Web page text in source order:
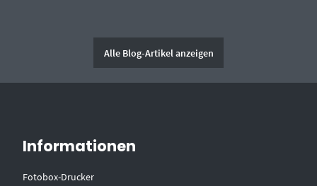
Alle Blog-Artikel anzeigen
Informationen
Fotobox-Drucker